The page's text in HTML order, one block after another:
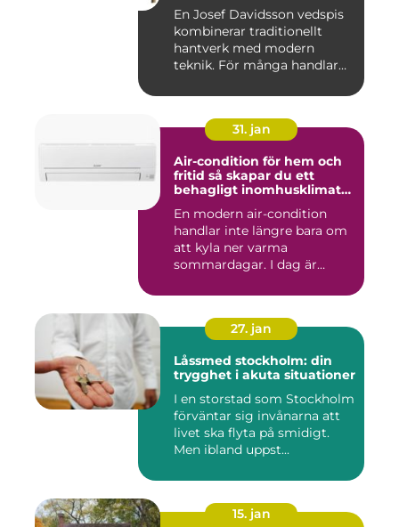
En Josef Davidsson vedspis
kombinerar traditionellt
hantverk med modern
teknik. För många handlar
31. jan
Air-condition för hem och
fritid så skapar du ett
behagligt inomhusklimat
En modern air-condition
handlar inte längre bara om
att kyla ner varma
sommardagar. I dag är
27. jan
Låssmed stockholm: din
trygghet i akuta situationer
I en storstad som Stockholm
förväntar sig invånarna att
livet ska flyta på smidigt.
Men ibland uppst...
15. jan